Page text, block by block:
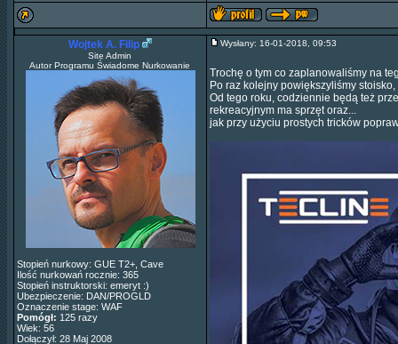
Wojtek A. Filip
Site Admin
Autor Programu Świadome Nurkowanie
Stopień nurkowy: GUE T2+, Cave
Ilość nurkowań rocznie: 365
Stopień instruktorski: emeryt :)
Ubezpieczenie: DAN/PROGLD
Oznaczenie stage: WAF
Pomógł: 125 razy
Wiek: 56
Dołączył: 28 Maj 2008
Wysłany: 16-01-2018, 09:53
Trochę o tym co zaplanowaliśmy na
Po raz kolejny powiększyliśmy
Od tego roku, codziennie będą też
rekreacyjnym ma sprzęt oraz...
jak przy użyciu prostych tricków